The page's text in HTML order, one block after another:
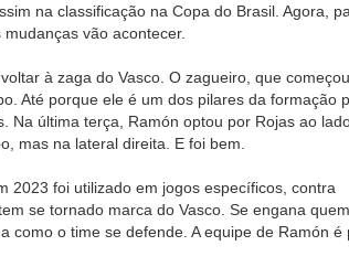
na classificação na Copa do Brasil. Agora,
vão acontecer.
à zaga do Vasco. O zagueiro, que
Até porque ele é um dos pilares da formação
Na última terça, Ramón optou por Rojas ao
mas na lateral direita. E foi bem.
2023 foi utilizado em jogos específicos, contra
se tornado marca do Vasco. Se engana
como o time se defende. A equipe de Ramón é